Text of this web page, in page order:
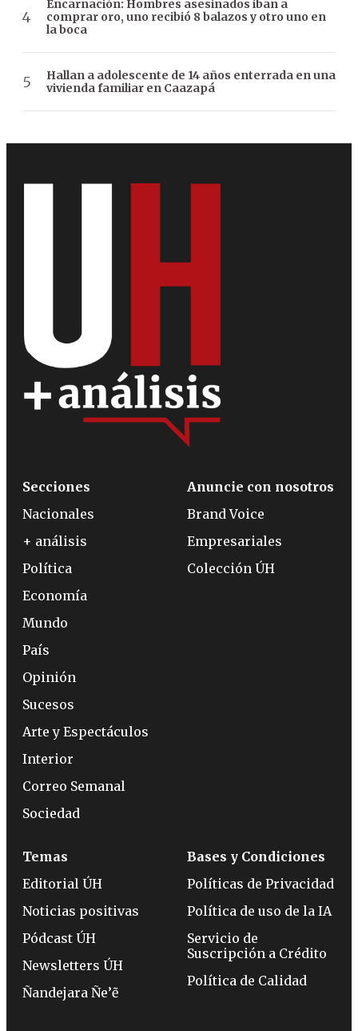
Encarnación: Hombres asesinados iban a
comprar oro, uno recibió 8 balazos y otro uno en
la boca
Hallan a adolescente de 14 años enterrada en una
vivienda familiar en Caazapá
Secciones
Nacionales
+ análisis
Política
Economía
Mundo
País
Opinión
Sucesos
Arte y Espectáculos
Interior
Correo Semanal
Sociedad
Anuncie con nosotros
Brand Voice
Empresariales
Colección ÚH
Temas
Editorial ÚH
Noticias positivas
Pódcast ÚH
Newsletters ÚH
Ñandejara Ñe’ẽ
Bases y Condiciones
Políticas de Privacidad
Política de uso de la IA
Servicio de
Suscripción a Crédito
Política de Calidad